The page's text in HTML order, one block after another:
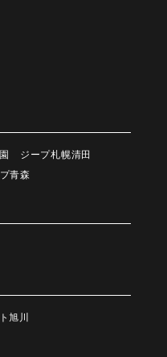
ジープ札幌清田
青森
旭川